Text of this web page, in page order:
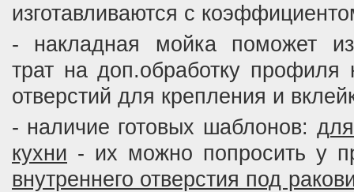
изготавливаются с
- накладная мойка поможет
трат на доп.обработку профиля
отверстий для крепления и
- наличие готовых шаблонов:
кухни - их можно попросить у
внутреннего отверстия под